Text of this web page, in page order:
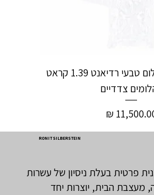
טבעת אירוסין יהלום טבעי רדיאנט 1.39 קראט
צדדיים
RONIT SILBERSTEIN
פרטית בעלת ניסיון של עשרות
מעצבת הבית, יוצרות יחד